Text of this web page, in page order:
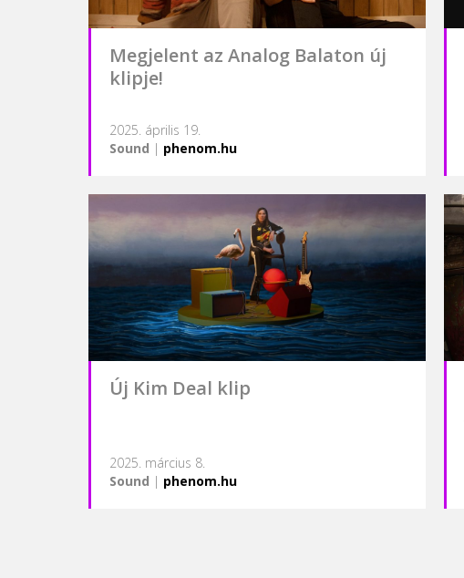
Megjelent az Analog Balaton új
klipje!
2025. április 19.
Sound | phenom.hu
Új Kim Deal klip
2025. március 8.
Sound | phenom.hu